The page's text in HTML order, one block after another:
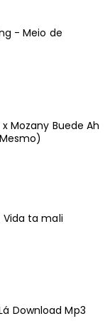
- Meio de
Mozany Buede Ah
ta mali
Download Mp3